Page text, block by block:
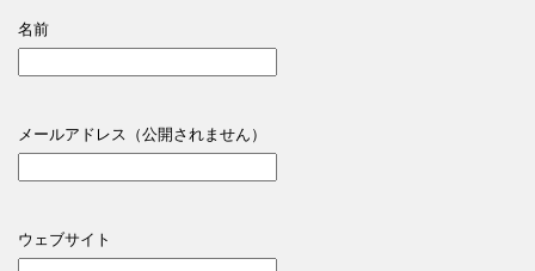
名前
メールアドレス（公開されません）
ウェブサイト